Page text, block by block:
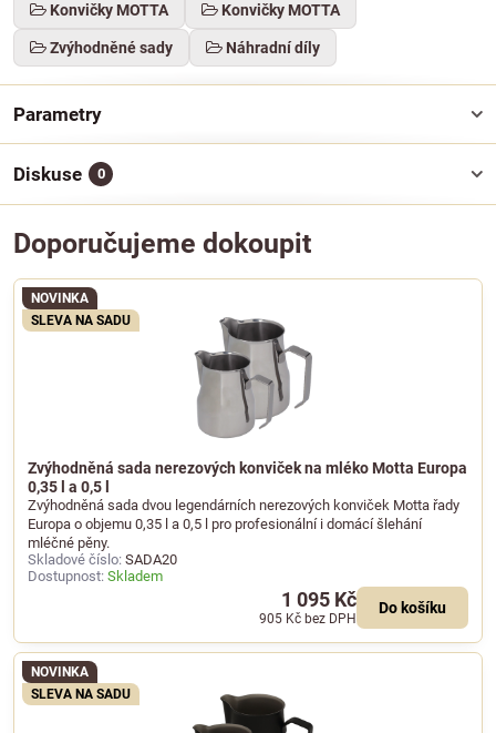
Konvičky MOTTA Konvičky MOTTA
Zvýhodněné sady Náhradní díly
Parametry
Diskuse 0
Doporučujeme dokoupit
Zvýhodněná sada nerezových konviček na mléko Motta Europa
0,35 l a 0,5 l
NOVINKA
SLEVA NA SADU
Zvýhodněná sada dvou legendárních nerezových konviček Motta řady
Europa o objemu 0,35 l a 0,5 l pro profesionální i domácí šlehání
mléčné pěny.
Skladové číslo: SADA20
Dostupnost: Skladem
1 095 Kč
905 Kč bez DPH
Do košíku
NOVINKA
SLEVA NA SADU